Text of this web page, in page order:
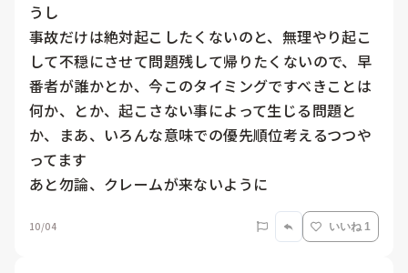
うし
事故だけは絶対起こしたくないのと、無理やり起こ
して不穏にさせて問題残して帰りたくないので、早
番者が誰かとか、今このタイミングですべきことは
何か、とか、起こさない事によって生じる問題と
か、まあ、いろんな意味での優先順位考えるつつや
ってます
10/04 いいね 1